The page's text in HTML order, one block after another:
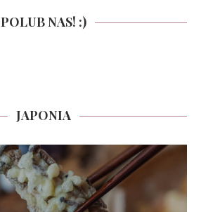
POLUB NAS! :)
JAPONIA